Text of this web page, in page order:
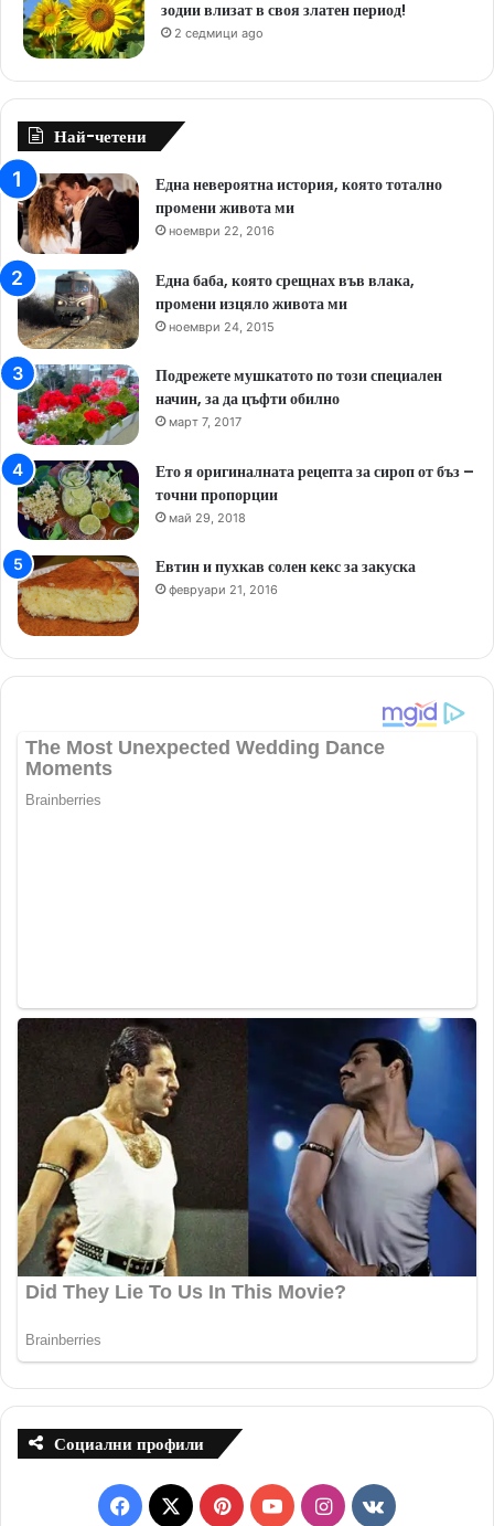
зодии влизат в своя златен период!
2 седмици ago
Най-четени
Една невероятна история, която тотално
промени живота ми
ноември 22, 2016
Една баба, която срещнах във влака,
промени изцяло живота ми
ноември 24, 2015
Подрежете мушкатото по този специален
начин, за да цъфти обилно
март 7, 2017
Ето я оригиналната рецепта за сироп от бъз –
точни пропорции
май 29, 2018
Евтин и пухкав солен кекс за закуска
февруари 21, 2016
Социални профили
F
X
P
Y
I
v